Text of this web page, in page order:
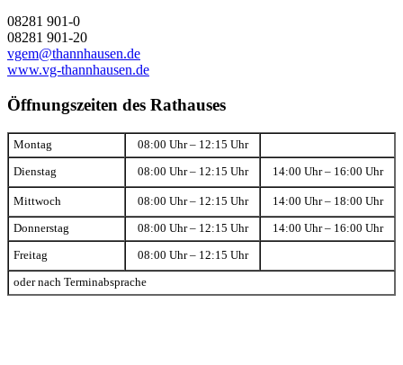
08281 901-0
08281 901-20
vgem@thannhausen.de
www.vg-thannhausen.de
Öffnungszeiten des Rathauses
Montag 08:00 Uhr – 12:15 Uhr
Dienstag 08:00 Uhr – 12:15 Uhr 14:00 Uhr – 16:00 Uhr
Mittwoch 08:00 Uhr – 12:15 Uhr 14:00 Uhr – 18:00 Uhr
Donnerstag 08:00 Uhr – 12:15 Uhr 14:00 Uhr – 16:00 Uhr
Freitag 08:00 Uhr – 12:15 Uhr
oder nach Terminabsprache